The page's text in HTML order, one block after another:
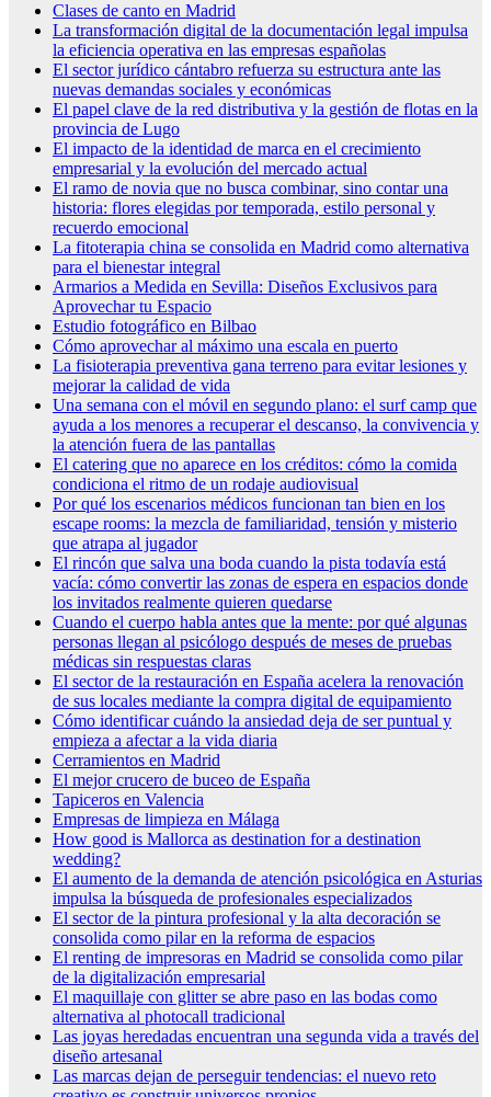
Clases de canto en Madrid
La transformación digital de la documentación legal impulsa
la eficiencia operativa en las empresas españolas
El sector jurídico cántabro refuerza su estructura ante las
nuevas demandas sociales y económicas
El papel clave de la red distributiva y la gestión de flotas en la
provincia de Lugo
El impacto de la identidad de marca en el crecimiento
empresarial y la evolución del mercado actual
El ramo de novia que no busca combinar, sino contar una
historia: flores elegidas por temporada, estilo personal y
recuerdo emocional
La fitoterapia china se consolida en Madrid como alternativa
para el bienestar integral
Armarios a Medida en Sevilla: Diseños Exclusivos para
Aprovechar tu Espacio
Estudio fotográfico en Bilbao
Cómo aprovechar al máximo una escala en puerto
La fisioterapia preventiva gana terreno para evitar lesiones y
mejorar la calidad de vida
Una semana con el móvil en segundo plano: el surf camp que
ayuda a los menores a recuperar el descanso, la convivencia y
la atención fuera de las pantallas
El catering que no aparece en los créditos: cómo la comida
condiciona el ritmo de un rodaje audiovisual
Por qué los escenarios médicos funcionan tan bien en los
escape rooms: la mezcla de familiaridad, tensión y misterio
que atrapa al jugador
El rincón que salva una boda cuando la pista todavía está
vacía: cómo convertir las zonas de espera en espacios donde
los invitados realmente quieren quedarse
Cuando el cuerpo habla antes que la mente: por qué algunas
personas llegan al psicólogo después de meses de pruebas
médicas sin respuestas claras
El sector de la restauración en España acelera la renovación
de sus locales mediante la compra digital de equipamiento
Cómo identificar cuándo la ansiedad deja de ser puntual y
empieza a afectar a la vida diaria
Cerramientos en Madrid
El mejor crucero de buceo de España
Tapiceros en Valencia
Empresas de limpieza en Málaga
How good is Mallorca as destination for a destination
wedding?
El aumento de la demanda de atención psicológica en Asturias
impulsa la búsqueda de profesionales especializados
El sector de la pintura profesional y la alta decoración se
consolida como pilar en la reforma de espacios
El renting de impresoras en Madrid se consolida como pilar
de la digitalización empresarial
El maquillaje con glitter se abre paso en las bodas como
alternativa al photocall tradicional
Las joyas heredadas encuentran una segunda vida a través del
diseño artesanal
Las marcas dejan de perseguir tendencias: el nuevo reto